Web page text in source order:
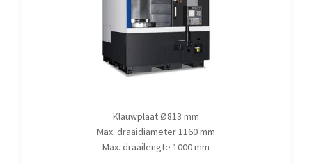
Klauwplaat Ø813 mm
Max. draaidiameter 1160 mm
Max. draailengte 1000 mm